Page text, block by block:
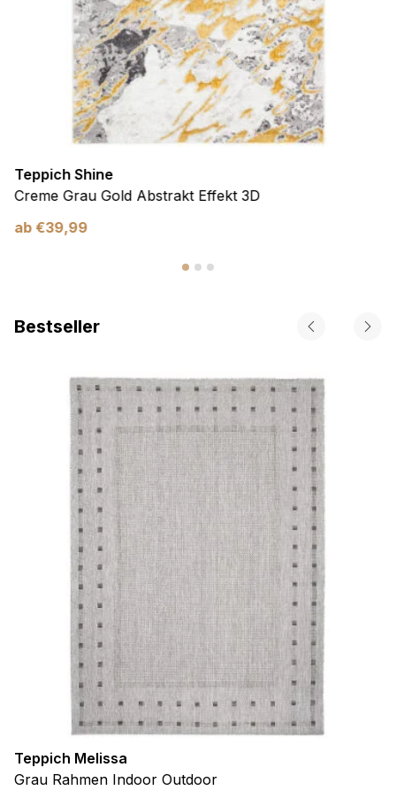
Teppich Shine
Creme Grau Gold Abstrakt Effekt 3D
ab €39,99
Bestseller
Teppich Melissa
Grau Rahmen Indoor Outdoor